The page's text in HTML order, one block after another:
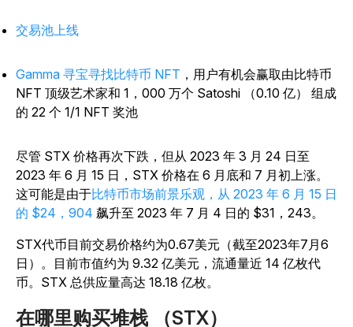
交易池上线
Gamma 寻宝寻找比特币 NFT ，用户有机会赢取由比特币
NFT 顶级艺术家和 1，000 万个 Satoshi （0.10 亿） 组成
的 22 个 1/1 NFT 奖池
尽管 STX 价格再次下跌，但从 2023 年 3 月 24 日至
2023 年 6 月 15 日，STX 价格在 6 月底和 7 月初上涨。
这可能是由于比特币市场前景乐观，从 2023 年 6 月 15 日
的 $24，904 飙升至 2023 年 7 月 4 日的 $31，243。
STX代币目前交易价格约为0.67美元（截至2023年7月6
日）。目前市值约为 9.32 亿美元，流通量近 14 亿枚代
币。STX 总供应量高达 18.18 亿枚。
在哪里购买堆栈 （STX）